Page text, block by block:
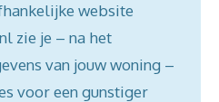
website
zie je – na het
van jouw woning –
voor een gunstiger